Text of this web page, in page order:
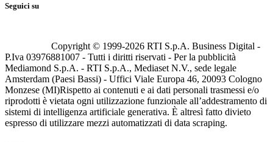
Seguici su
Copyright © 1999-2026 RTI S.p.A. Business Digital -
P.Iva 03976881007 - Tutti i diritti riservati - Per la pubblicità
Mediamond S.p.A. - RTI S.p.A., Mediaset N.V., sede legale
Amsterdam (Paesi Bassi) - Uffici Viale Europa 46, 20093 Cologno
Monzese (MI)Rispetto ai contenuti e ai dati personali trasmessi e/o
riprodotti è vietata ogni utilizzazione funzionale all’addestramento di
sistemi di intelligenza artificiale generativa. È altresì fatto divieto
espresso di utilizzare mezzi automatizzati di data scraping.